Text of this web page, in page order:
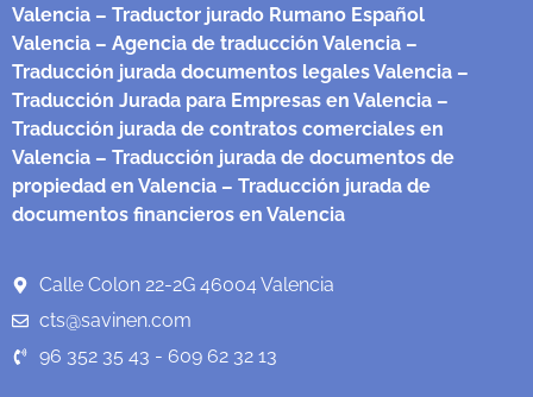
Valencia – Traductor jurado Rumano Español
Valencia – Agencia de traducción Valencia –
Traducción jurada documentos legales Valencia –
Traducción Jurada para Empresas en Valencia –
Traducción jurada de contratos comerciales en
Valencia – Traducción jurada de documentos de
propiedad en Valencia – Traducción jurada de
documentos financieros en Valencia
Calle Colon 22-2G 46004 Valencia
cts@savinen.com
96 352 35 43 - 609 62 32 13